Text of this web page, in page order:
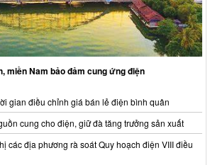
miền Nam bảo đảm cung ứng điện
gian điều chỉnh giá bán lẻ điện bình quân
cung cho điện, giữ đà tăng trưởng sản xuất
các địa phương rà soát Quy hoạch điện VIII điều